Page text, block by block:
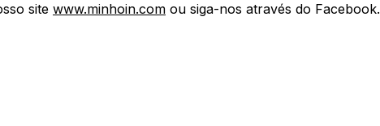
site www.minhoin.com ou siga-nos através do Facebook.